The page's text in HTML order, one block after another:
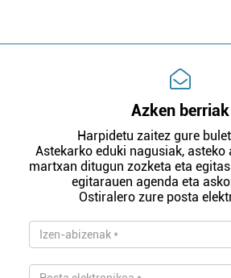
Azken berriak
Harpidetu zaitez gure
Astekarko eduki nagusiak, asteko
martxan ditugun zozketa eta
egitarauen agenda eta
Ostiralero zure posta